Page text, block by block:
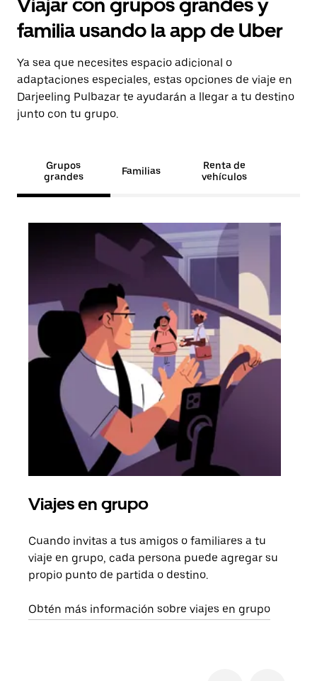
Viajar con grupos grandes y
familia usando la app de Uber
Ya sea que necesites espacio adicional o
adaptaciones especiales, estas opciones de viaje en
Darjeeling Pulbazar te ayudarán a llegar a tu destino
junto con tu grupo.
Grupos
grandes
Familias
Renta de
vehículos
Viajes en grupo
Cuando invitas a tus amigos o familiares a tu
viaje en grupo, cada persona puede agregar su
propio punto de partida o destino.
Obtén más información sobre viajes en grupo